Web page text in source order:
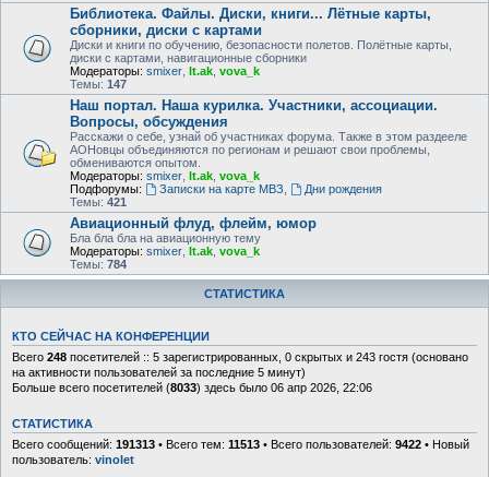
Библиотека. Файлы. Диски, книги... Лётные карты,
сборники, диски с картами
Диски и книги по обучению, безопасности полетов. Полётные карты,
диски с картами, навигационные сборники
Модераторы: smixer lt.ak vova_k
Темы: 147
Наш портал. Наша курилка. Участники, ассоциации.
Вопросы, обсуждения
Расскажи о себе, узнай об участниках форума. Также в этом раздееле
АОНовцы объединяются по регионам и решают свои проблемы,
обмениваются опытом.
Модераторы: smixer lt.ak vova_k
Подфорумы:
Записки на карте МВЗ
Дни рождения
Темы: 421
Авиационный флуд, флейм, юмор
Бла бла бла на авиационную тему
Модераторы: smixer lt.ak vova_k
Темы: 784
СТАТИСТИКА
КТО СЕЙЧАС НА КОНФЕРЕНЦИИ
Всего 248 посетителей :: 5 зарегистрированных, 0 скрытых и 243 гостя (основано
на активности пользователей за последние 5 минут)
Больше всего посетителей (8033) здесь было 06 апр 2026, 22:06
СТАТИСТИКА
Всего сообщений: 191313 • Всего тем: 11513 • Всего пользователей: 9422 • Новый
пользователь: vinolet